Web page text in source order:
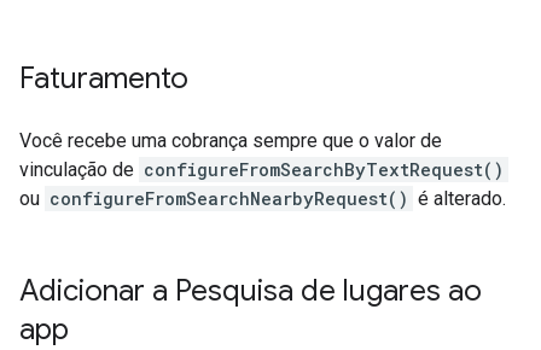
Faturamento
Você recebe uma cobrança sempre que o valor de
vinculação de configureFromSearchByTextRequest()
ou configureFromSearchNearbyRequest() é alterado.
Adicionar a Pesquisa de lugares ao
app